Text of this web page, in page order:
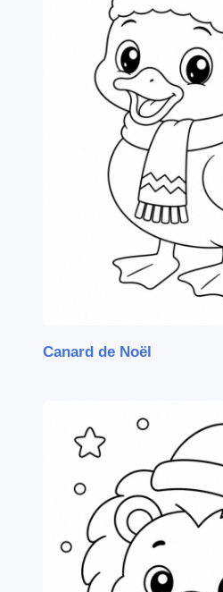
Canard de Noël